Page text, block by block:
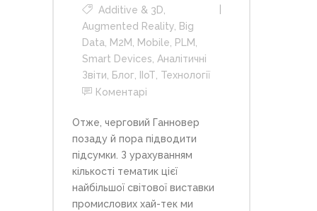
Additive & 3D
Augmented Reality Big
Data
M2M Mobile PLM
Smart Devices Аналітичні
Звіти
Блог ІІоТ Технології
Коментарі
Отже, черговий Ганновер
позаду й пора підводити
підсумки. З урахуванням
кількості тематик цієї
найбільшої світової виставки
промислових хай-тек ми